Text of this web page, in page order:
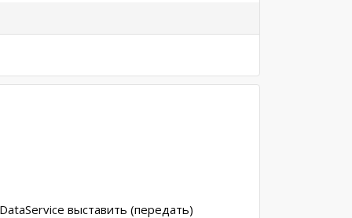
выставить (передать)